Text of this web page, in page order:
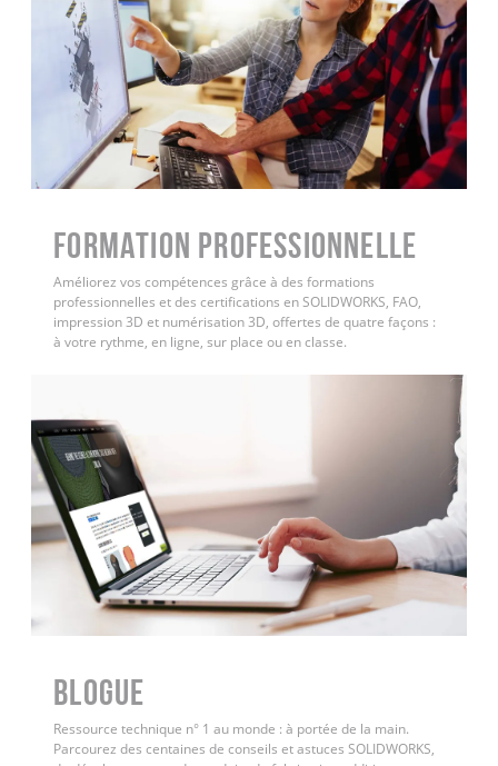
FORMATION PROFESSIONNELLE
Améliorez vos compétences grâce à des formations
professionnelles et des certifications en SOLIDWORKS, FAO,
impression 3D et numérisation 3D, offertes de quatre façons :
à votre rythme, en ligne, sur place ou en classe.
BLOGUE
Ressource technique n° 1 au monde : à portée de la main.
Parcourez des centaines de conseils et astuces SOLIDWORKS,